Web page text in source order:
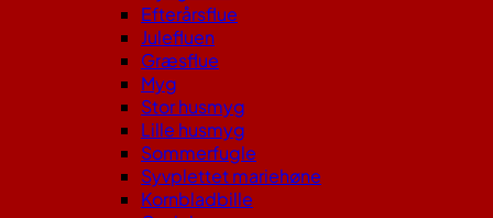
Efterårsflue
Julefluen
Græsflue
Myg
Stor husmyg
Lille husmyg
Sommerfugle
Syvplettet mariehøne
Kornbladbille